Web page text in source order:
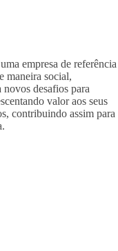
empresa de referência
maneira social,
desafios para
valor aos seus
contribuindo assim para